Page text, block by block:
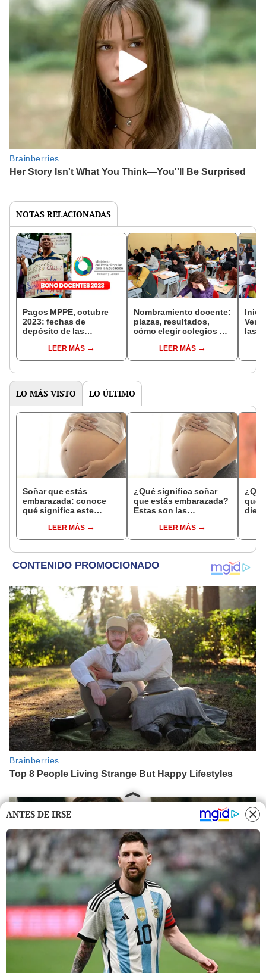
NOTAS RELACIONADAS
Pagos MPPE, octubre
2023: fechas de
depósito de las
oficiales y últimas
noticias
LEER MÁS
Nombramiento docente:
plazas, resultados,
cómo elegir colegios y
LEER MÁS
las
LO MÁS VISTO LO ÚLTIMO
Soñar que estás
embarazada: conoce
qué significa este
LEER MÁS
¿Qué significa soñar
que estás embarazada?
Estas son las
comunesLEER MÁS
que
ANTES DE IRSE